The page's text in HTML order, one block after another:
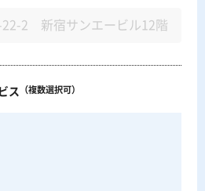
ス （複数選択可）